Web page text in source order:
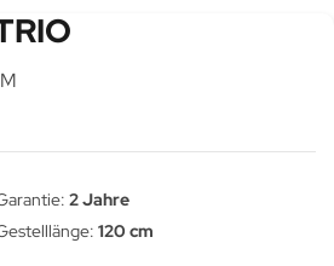
2 Jahre
120 cm